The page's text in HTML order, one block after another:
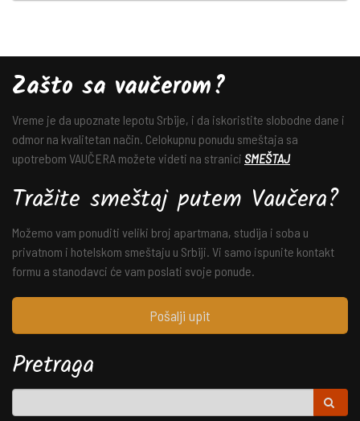
Zašto sa vaučerom?
Vreme je da upoznate lepotu Srbije, i da iskoristite slobodne dane i
odmor na kvalitetan način. Celokupnu ponudu smeštaja sa
upotrebom VAUČERA možete videti na stranici SMEŠTAJ
Tražite smeštaj putem Vaučera?
Možemo vam ponuditi veliki broj apartmana, studija i soba u
privatnom i hotelskom smeštaju u Srbiji. Vi samo ispunite kontakt
formu a stanodavci će vam poslati svoje ponude.
Pošalji upit
Pretraga